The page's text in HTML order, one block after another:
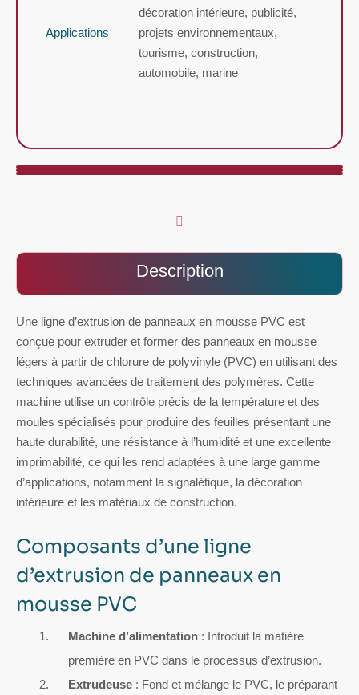
Description
Une ligne d’extrusion de panneaux en mousse PVC est
conçue pour extruder et former des panneaux en mousse
légers à partir de chlorure de polyvinyle (PVC) en utilisant des
techniques avancées de traitement des polymères. Cette
machine utilise un contrôle précis de la température et des
moules spécialisés pour produire des feuilles présentant une
haute durabilité, une résistance à l’humidité et une excellente
imprimabilité, ce qui les rend adaptées à une large gamme
d’applications, notamment la signalétique, la décoration
intérieure et les matériaux de construction.
Composants d’une ligne
d’extrusion de panneaux en
mousse PVC
Machine d’alimentation : Introduit la matière
première en PVC dans le processus d’extrusion.
Extrudeuse : Fond et mélange le PVC, le préparant
Applications
décoration intérieure, publicité,
projets environnementaux,
tourisme, construction,
automobile, marine